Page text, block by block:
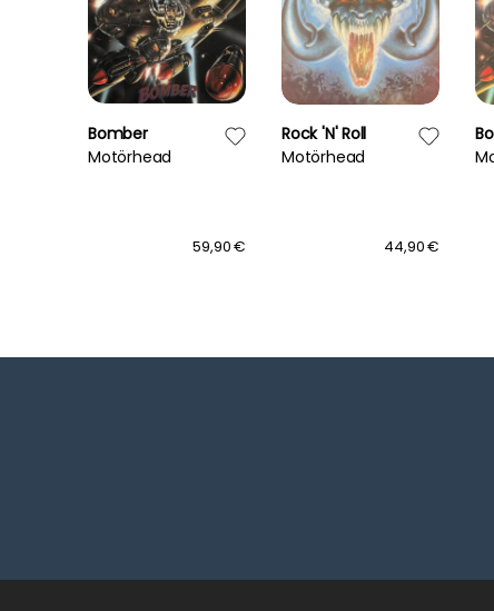
Bomber
Motörhead
59,90 €
Rock 'N' Roll
Motörhead
44,90 €